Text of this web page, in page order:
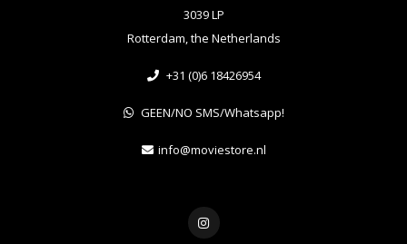
3039 LP
Rotterdam, the Netherlands
+31 (0)6 18426954
GEEN/NO SMS/Whatsapp!
info@moviestore.nl